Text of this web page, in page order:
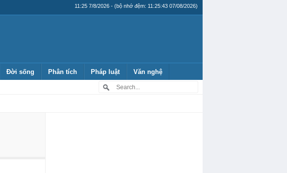
11:25 7/8/2026 - (bộ nhớ đệm: 11:25:43 07/08/2026)
Đời sống Phân tích Pháp luật Văn nghệ